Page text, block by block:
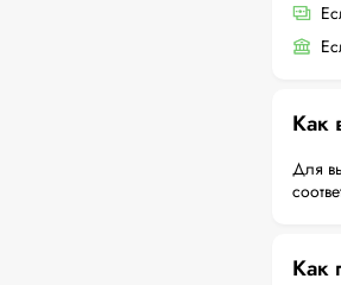
Как
Для
Как